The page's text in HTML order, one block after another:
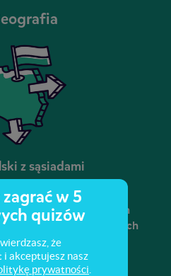
Squli
teraz!
0 1
z sąsiadami
a jej sąsiadami. Na jakich
są poprawne, a na których
zaszłości?
w 5
quizów
że
i akceptujesz nasz
prywatności